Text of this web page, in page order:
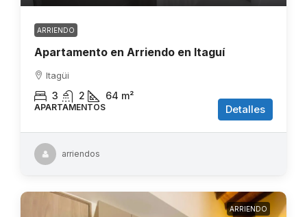
ARRIENDO
Apartamento en Arriendo en Itaguí
Itagüi
3 2 64 m²
APARTAMENTOS Detalles
arriendos
ARRIENDO